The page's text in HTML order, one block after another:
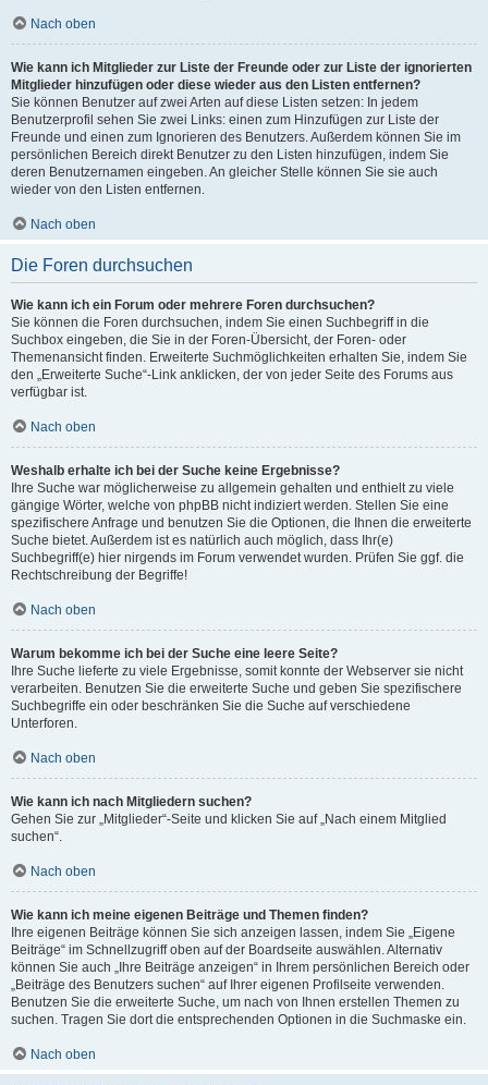
Nach oben
Wie kann ich Mitglieder zur Liste der Freunde oder zur Liste der ignorierten
Mitglieder hinzufügen oder diese wieder aus den Listen entfernen?
Sie können Benutzer auf zwei Arten auf diese Listen setzen: In jedem
Benutzerprofil sehen Sie zwei Links: einen zum Hinzufügen zur Liste der
Freunde und einen zum Ignorieren des Benutzers. Außerdem können Sie im
persönlichen Bereich direkt Benutzer zu den Listen hinzufügen, indem Sie
deren Benutzernamen eingeben. An gleicher Stelle können Sie sie auch
wieder von den Listen entfernen.
Nach oben
Die Foren durchsuchen
Wie kann ich ein Forum oder mehrere Foren durchsuchen?
Sie können die Foren durchsuchen, indem Sie einen Suchbegriff in die
Suchbox eingeben, die Sie in der Foren-Übersicht, der Foren- oder
Themenansicht finden. Erweiterte Suchmöglichkeiten erhalten Sie, indem Sie
den „Erweiterte Suche“-Link anklicken, der von jeder Seite des Forums aus
verfügbar ist.
Nach oben
Weshalb erhalte ich bei der Suche keine Ergebnisse?
Ihre Suche war möglicherweise zu allgemein gehalten und enthielt zu viele
gängige Wörter, welche von phpBB nicht indiziert werden. Stellen Sie eine
spezifischere Anfrage und benutzen Sie die Optionen, die Ihnen die erweiterte
Suche bietet. Außerdem ist es natürlich auch möglich, dass Ihr(e)
Suchbegriff(e) hier nirgends im Forum verwendet wurden. Prüfen Sie ggf. die
Rechtschreibung der Begriffe!
Nach oben
Warum bekomme ich bei der Suche eine leere Seite?
Ihre Suche lieferte zu viele Ergebnisse, somit konnte der Webserver sie nicht
verarbeiten. Benutzen Sie die erweiterte Suche und geben Sie spezifischere
Suchbegriffe ein oder beschränken Sie die Suche auf verschiedene
Unterforen.
Nach oben
Wie kann ich nach Mitgliedern suchen?
Gehen Sie zur „Mitglieder“-Seite und klicken Sie auf „Nach einem Mitglied
suchen“.
Nach oben
Wie kann ich meine eigenen Beiträge und Themen finden?
Ihre eigenen Beiträge können Sie sich anzeigen lassen, indem Sie „Eigene
Beiträge“ im Schnellzugriff oben auf der Boardseite auswählen. Alternativ
können Sie auch „Ihre Beiträge anzeigen“ in Ihrem persönlichen Bereich oder
„Beiträge des Benutzers suchen“ auf Ihrer eigenen Profilseite verwenden.
Benutzen Sie die erweiterte Suche, um nach von Ihnen erstellen Themen zu
suchen. Tragen Sie dort die entsprechenden Optionen in die Suchmaske ein.
Nach oben